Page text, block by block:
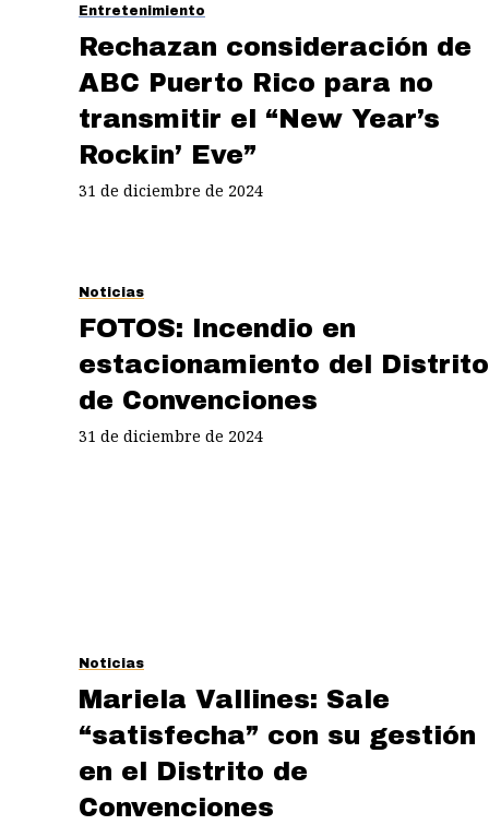
Entretenimiento
Rechazan consideración de
ABC Puerto Rico para no
transmitir el “New Year’s
Rockin’ Eve”
31 de diciembre de 2024
Noticias
FOTOS: Incendio en
estacionamiento del Distrito
de Convenciones
31 de diciembre de 2024
Noticias
Mariela Vallines: Sale
“satisfecha” con su gestión
en el Distrito de
Convenciones